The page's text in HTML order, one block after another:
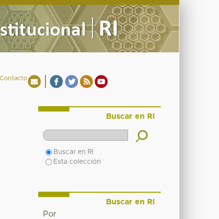
Buscar en RI
Buscar en RI
Esta colección
Buscar en RI
Por